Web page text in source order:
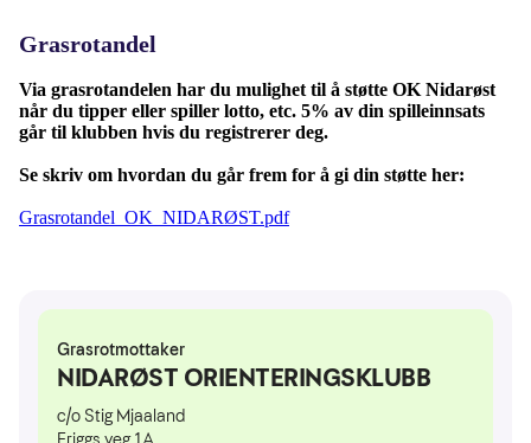
Grasrotandel
Via grasrotandelen har du mulighet til å støtte OK Nidarøst
når du tipper eller spiller lotto, etc. 5% av din spilleinnsats
går til klubben hvis du registrerer deg.
Se skriv om hvordan du går frem for å gi din støtte her:
Grasrotandel_OK_NIDARØST.pdf